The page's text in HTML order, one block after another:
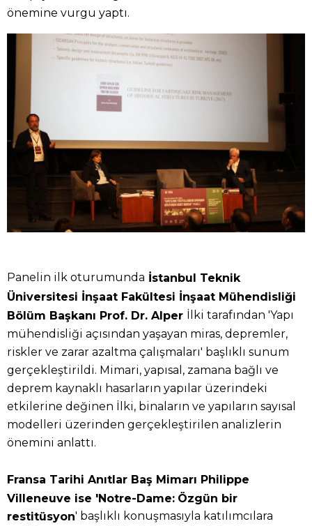
önemine vurgu yaptı.
Panelin ilk oturumunda İstanbul Teknik
Üniversitesi İnşaat Fakültesi İnşaat Mühendisliği
Bölüm Başkanı Prof. Dr. Alper İlki tarafından 'Yapı
mühendisliği açısından yaşayan miras, depremler,
riskler ve zarar azaltma çalışmaları' başlıklı sunum
gerçekleştirildi. Mimari, yapısal, zamana bağlı ve
deprem kaynaklı hasarların yapılar üzerindeki
etkilerine değinen İlki, binaların ve yapıların sayısal
modelleri üzerinden gerçekleştirilen analizlerin
önemini anlattı.
Fransa Tarihi Anıtlar Baş Mimarı Philippe
Villeneuve ise 'Notre-Dame: Özgün bir
restitüsyon' başlıklı konuşmasıyla katılımcılara